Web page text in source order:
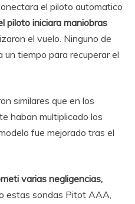
el piloto automatico
piloto iniciara maniobras
el vuelo. Ninguno de
un tiempo para recuperar el
similares que en los
haban multiplicado los
fue mejorado tras el
varias negligencias,
estas sondas Pitot AAA,